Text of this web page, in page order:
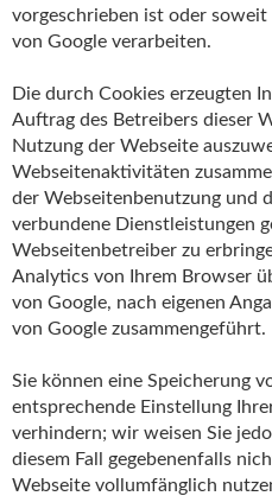
vorgeschrieben ist oder
von Google verarbeiten.
Die durch Cookies erzeugten
Auftrag des Betreibers dieser
Nutzung der Webseite
Webseitenaktivitäten
der Webseitenbenutzung und
verbundene Dienstleistungen
Webseitenbetreiber zu
Analytics von Ihrem Browser
von Google, nach eigenen
von Google zusammengeführt.
Sie können eine Speicherung
entsprechende Einstellung
verhindern; wir weisen Sie
diesem Fall gegebenenfalls
Webseite vollumfänglich